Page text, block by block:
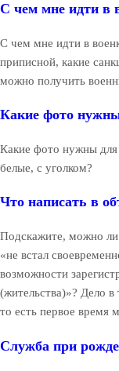
С чем мне идти в
С чем мне идти в
приписной, какие
можно получить
Какие фото
Какие фото нужны для
белые, с уголком?
Что написать в
Подскажите, можно ли
«не встал
возможности
(жительства)»? Дело
то есть первое время
Служба при